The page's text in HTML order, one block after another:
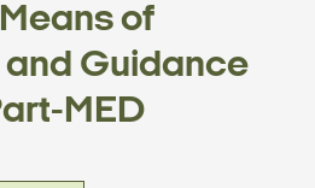
of
Guidance
MED